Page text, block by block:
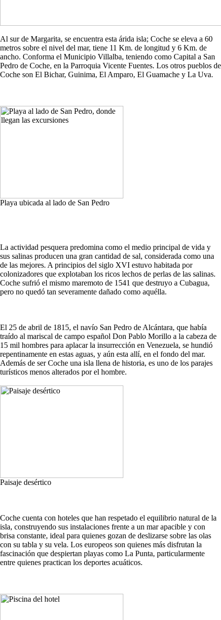
Al sur de Margarita, se encuentra esta árida isla; Coche se eleva a 60
metros sobre el nivel del mar, tiene 11 Km. de longitud y 6 Km. de
ancho. Conforma el Municipio Villalba, teniendo como Capital a San
Pedro de Coche, en la Parroquia Vicente Fuentes. Los otros pueblos de
Coche son El Bichar, Guinima, El Amparo, El Guamache y La Uva.
Playa ubicada al lado de San Pedro
La actividad pesquera predomina como el medio principal de vida y
sus salinas producen una gran cantidad de sal, considerada como una
de las mejores. A principios del siglo XVI estuvo habitada por
colonizadores que explotaban los ricos lechos de perlas de las salinas.
Coche sufrió el mismo maremoto de 1541 que destruyo a Cubagua,
pero no quedó tan severamente dañado como aquélla.
El 25 de abril de 1815, el navío San Pedro de Alcántara, que había
traído al mariscal de campo español Don Pablo Morillo a la cabeza de
15 mil hombres para aplacar la insurrección en Venezuela, se hundió
repentinamente en estas aguas, y aún esta allí, en el fondo del mar.
Además de ser Coche una isla llena de historia, es uno de los parajes
turísticos menos alterados por el hombre.
Paisaje desértico
Coche cuenta con hoteles que han respetado el equilibrio natural de la
isla, construyendo sus instalaciones frente a un mar apacible y con
brisa constante, ideal para quienes gozan de deslizarse sobre las olas
con su tabla y su vela. Los europeos son quienes más disfrutan la
fascinación que despiertan playas como La Punta, particularmente
entre quienes practican los deportes acuáticos.